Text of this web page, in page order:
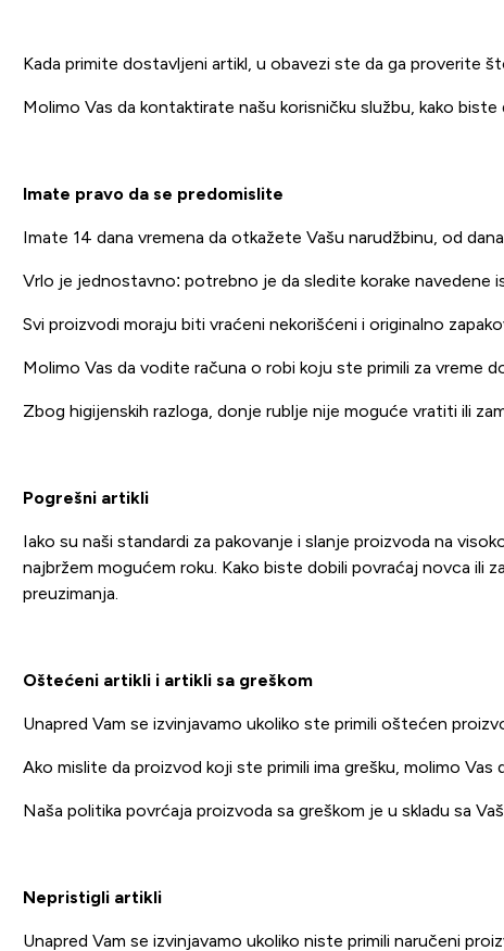
Kada primite dostavljeni artikl, u obavezi ste da ga proverite
Molimo Vas da kontaktirate našu korisničku službu, kako
Imate pravo da se predomislite
Imate 14 dana vremena da otkažete Vašu narudžbinu, od
Vrlo je jednostavno: potrebno je da sledite korake navedene
Svi proizvodi moraju biti vraćeni nekorišćeni i originalno
Molimo Vas da vodite računa o robi koju ste primili za vreme
Zbog higijenskih razloga, donje rublje nije moguće vratiti ili
Pogrešni artikli
Iako su naši standardi za pakovanje i slanje proizvoda na
najbržem mogućem roku. Kako biste dobili povraćaj novca ili
preuzimanja.
Oštećeni artikli i artikli sa greškom
Unapred Vam se izvinjavamo ukoliko ste primili oštećen
Ako mislite da proizvod koji ste primili ima grešku, molimo Vas
Naša politika povrćaja proizvoda sa greškom je u skladu sa
Nepristigli artikli
Unapred Vam se izvinjavamo ukoliko niste primili naručeni